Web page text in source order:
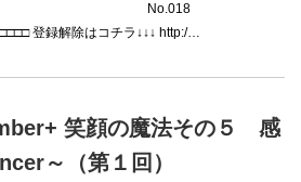
登録解除はコチラ↓↓↓ http:/…
笑顔の魔法その５ 感
～（第１回）